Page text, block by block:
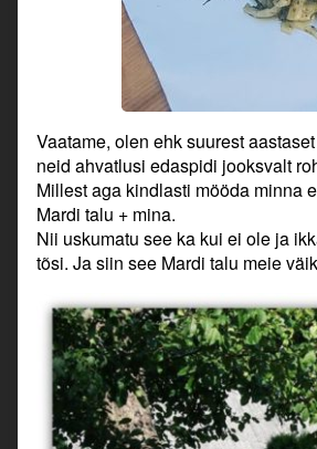
Vaatame, olen ehk suurest
neid ahvatlusi edaspidi jooksvalt
Millest aga kindlasti mööda minna
Mardi talu + mina.
Nii uskumatu see ka kui ei ole ja
tõsi. Ja siin see Mardi talu meie